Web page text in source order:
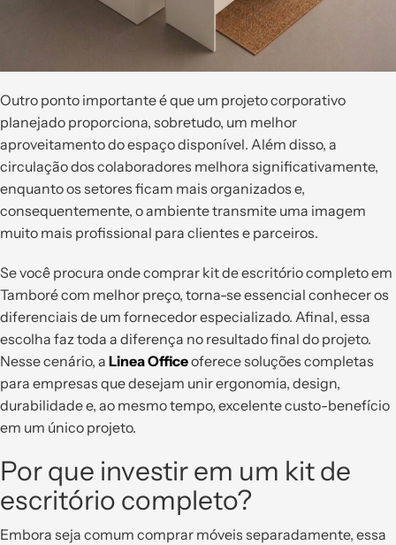
Outro ponto importante é que um projeto corporativo
planejado proporciona, sobretudo, um melhor
aproveitamento do espaço disponível. Além disso, a
circulação dos colaboradores melhora significativamente,
enquanto os setores ficam mais organizados e,
consequentemente, o ambiente transmite uma imagem
muito mais profissional para clientes e parceiros.
Se você procura onde comprar kit de escritório completo em
Tamboré com melhor preço, torna-se essencial conhecer os
diferenciais de um fornecedor especializado. Afinal, essa
escolha faz toda a diferença no resultado final do projeto.
Nesse cenário, a Linea Officeoferece soluções completas
para empresas que desejam unir ergonomia, design,
durabilidade e, ao mesmo tempo, excelente custo-benefício
em um único projeto.
Por que investir em um kit de
escritório completo?
Embora seja comum comprar móveis separadamente, essa